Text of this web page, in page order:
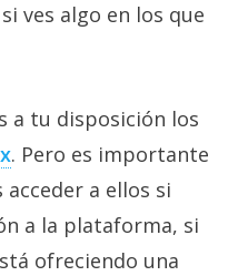
ves algo en los que
a tu disposición los
. Pero es importante
a ellos si
a la plataforma, si
ofreciendo una